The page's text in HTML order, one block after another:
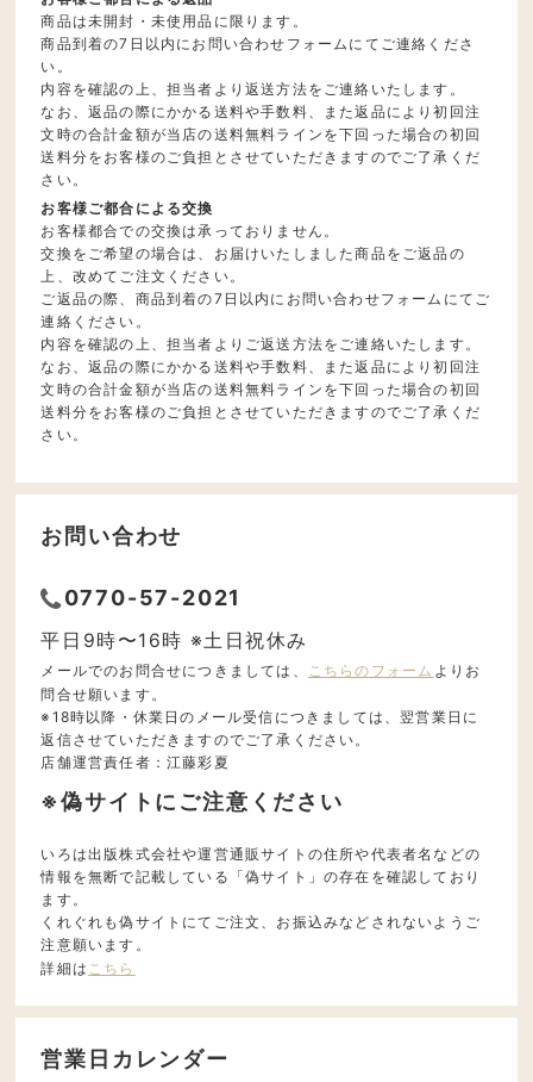
商品は未開封・未使用品に限ります。
商品到着の7日以内にお問い合わせフォームにてご連絡くださ
い。
内容を確認の上、担当者より返送方法をご連絡いたします。
なお、返品の際にかかる送料や手数料、また返品により初回注
文時の合計金額が当店の送料無料ラインを下回った場合の初回
送料分をお客様のご負担とさせていただきますのでご了承くだ
さい。
お客様ご都合による交換
お客様都合での交換は承っておりません。
交換をご希望の場合は、お届けいたしました商品をご返品の
上、改めてご注文ください。
ご返品の際、商品到着の7日以内にお問い合わせフォームにてご
連絡ください。
内容を確認の上、担当者よりご返送方法をご連絡いたします。
なお、返品の際にかかる送料や手数料、また返品により初回注
文時の合計金額が当店の送料無料ラインを下回った場合の初回
送料分をお客様のご負担とさせていただきますのでご了承くだ
さい。
お問い合わせ
0770-57-2021
平日9時〜16時 ※土日祝休み
メールでのお問合せにつきましては、 こちらのフォーム よりお
問合せ願います。
※18時以降・休業日のメール受信につきましては、翌営業日に
返信させていただきますのでご了承ください。
店舗運営責任者：江藤彩夏
※偽サイトにご注意ください
いろは出版株式会社や運営通販サイトの住所や代表者名などの
情報を無断で記載している「偽サイト」の存在を確認しており
ます。
くれぐれも偽サイトにてご注文、お振込みなどされないようご
注意願います。
詳細は こちら
営業日カレンダー